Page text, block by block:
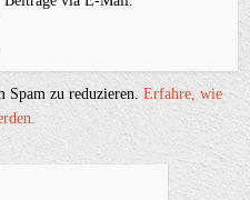
Spam zu reduzieren.Erfahre, wie